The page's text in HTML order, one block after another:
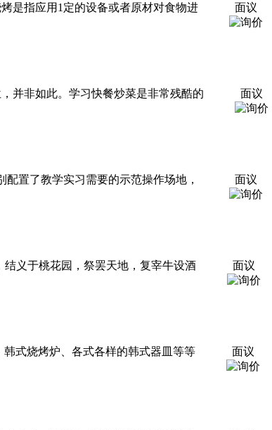
是指应用1定的设备或者原材对食物进
面议
并非如此。学习快餐炒菜是非常残酷的
面议
置了教学实习需要的示范操作场地，
面议
义于桃花园，祭罢天地，复宰牛设酒
面议
式烧烤炉、各式各样的韩式器皿等等
面议